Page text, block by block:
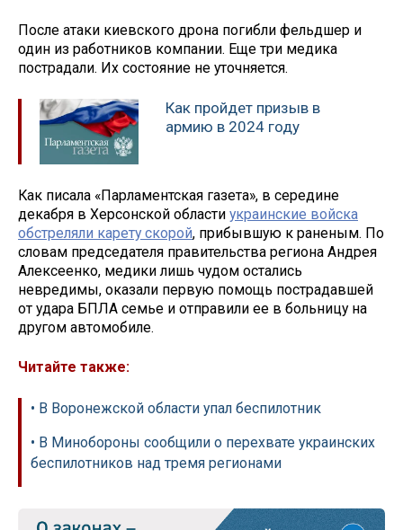
После атаки киевского дрона погибли фельдшер и
один из работников компании. Еще три медика
пострадали. Их состояние не уточняется.
Как пройдет призыв в
армию в 2024 году
Как писала «Парламентская газета», в середине
декабря в Херсонской области украинские войска
обстреляли карету скорой, прибывшую к раненым. По
словам председателя правительства региона Андрея
Алексеенко, медики лишь чудом остались
невредимы, оказали первую помощь пострадавшей
от удара БПЛА семье и отправили ее в больницу на
другом автомобиле.
Читайте также:
• В Воронежской области упал беспилотник
• В Минобороны сообщили о перехвате украинских
беспилотников над тремя регионами